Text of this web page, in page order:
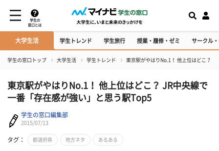
学生の
窓口とは
大学生活 学生トレンド 学生旅行 授業・履修・ゼミ サークル
学生の窓口トップ 大学生活 学生トレンド 東京駅がやはりNo.1！ 他上位はどこ？
東京駅がやはりNo.1！ 他上位はどこ？ JR中央線で
一番「存在感が強い」と思う駅Top5
学生の窓口編集部
2015/07/13
タグ： 都道府県 地方ネタ あるある